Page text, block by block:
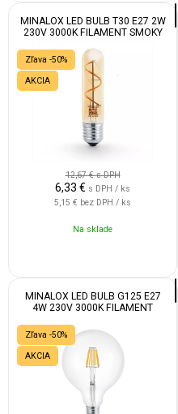
MINALOX LED BULB T30 E27 2W
230V 3000K FILAMENT SMOKY
Zľava -50%
AKCIA
12,67 €s DPH
6,33 € s DPH / ks
5,15 € bez DPH / ks
Na sklade
MINALOX LED BULB G125 E27
4W 230V 3000K FILAMENT
Zľava -50%
AKCIA